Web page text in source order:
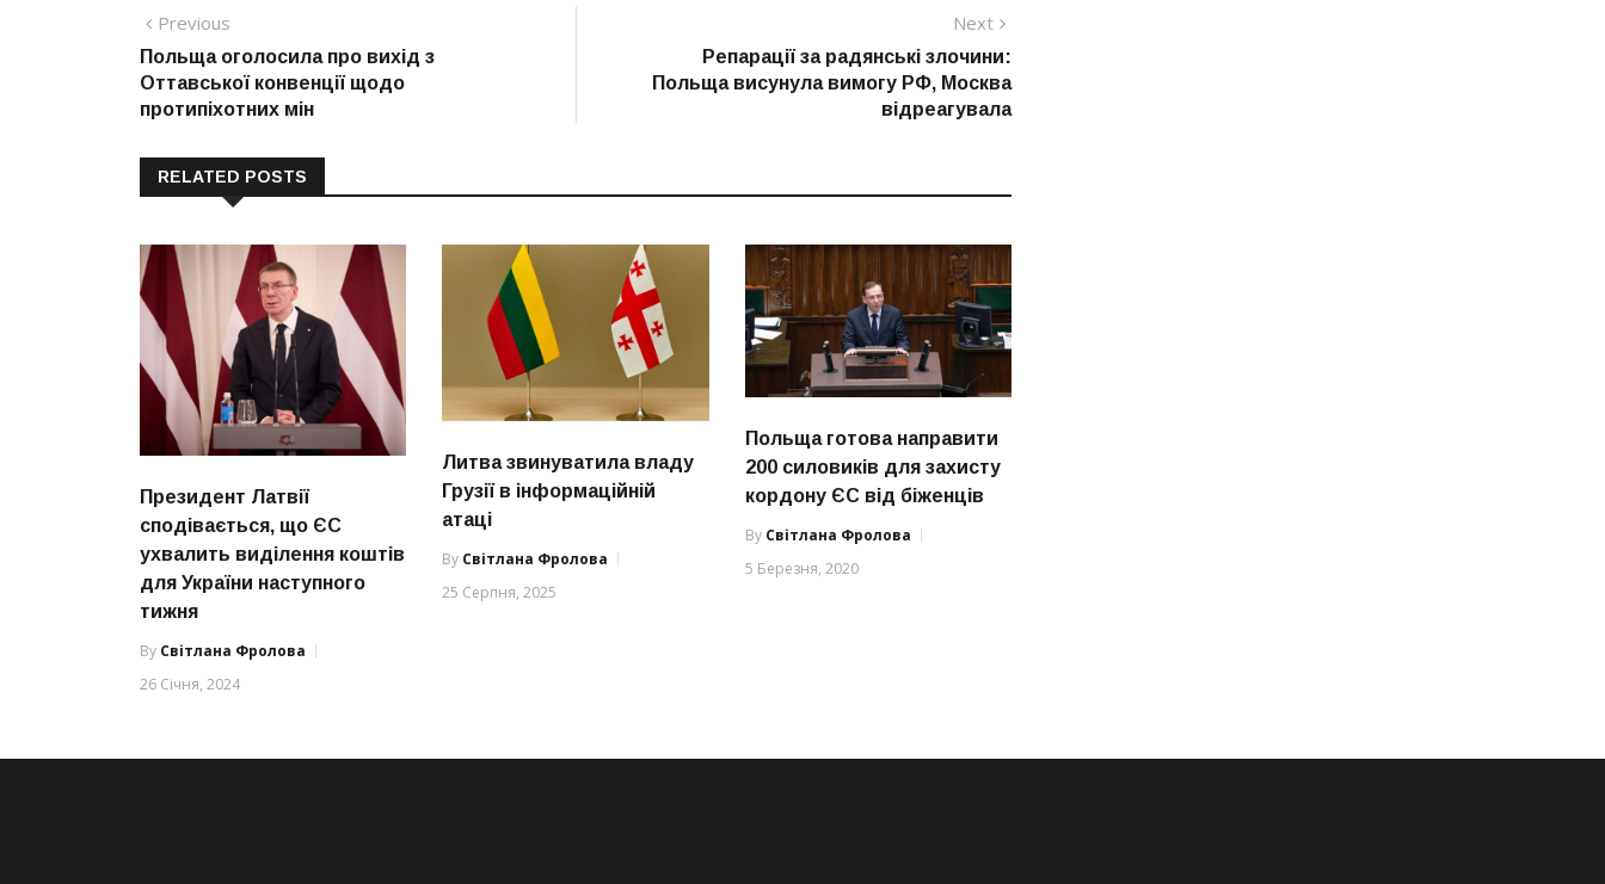
Навігація
записів
Previous
post:
Польща оголосила про вихід з
Оттавської конвенції щодо
протипіхотних мін
Next
Репарації за радянські злочини:
Польща висунула вимогу РФ, Москва
відреагувала
RELATED POSTS
Президент Латвії
сподівається, що ЄС
ухвалить виділення коштів
для України наступного
тижня
By Світлана Фролова
26 Січня, 2024
Литва звинуватила владу
Грузії в інформаційній
атаці
By Світлана Фролова
25 Серпня, 2025
Польща готова направити
200 силовиків для захисту
кордону ЄС від біженців
By Світлана Фролова
5 Березня, 2020